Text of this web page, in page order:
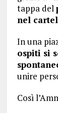
tappa del
nel
In una
ospiti si
unire
Così